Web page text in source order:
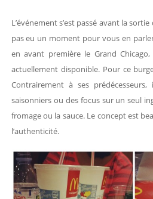
L’événement s’est passé avant la
pas eu un moment pour vous en
en avant première le Grand
actuellement disponible. Pour ce
Contrairement à ses
saisonniers ou des focus sur un seul
fromage ou la sauce. Le concept est
l’authenticité.